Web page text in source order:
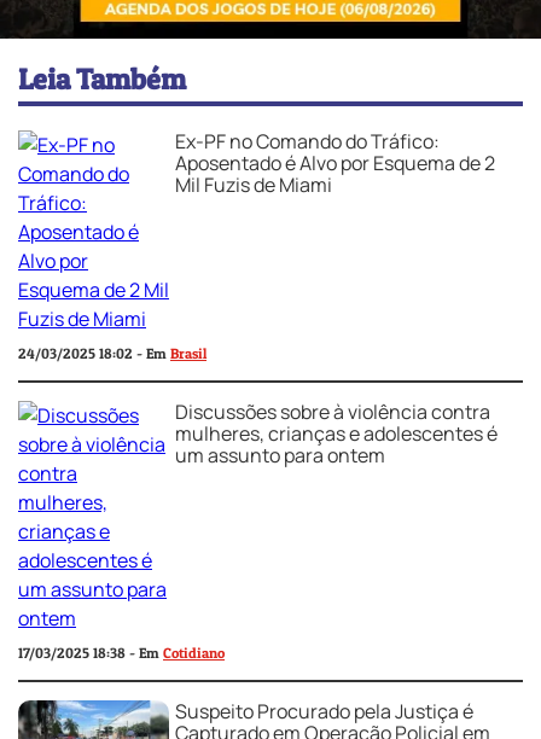
Leia Também
Ex-PF no Comando do Tráfico:
Aposentado é Alvo por Esquema de 2
Mil Fuzis de Miami
24/03/2025 18:02 - Em Brasil
Discussões sobre à violência contra
mulheres, crianças e adolescentes é
um assunto para ontem
17/03/2025 18:38 - Em Cotidiano
Suspeito Procurado pela Justiça é
Capturado em Operação Policial em